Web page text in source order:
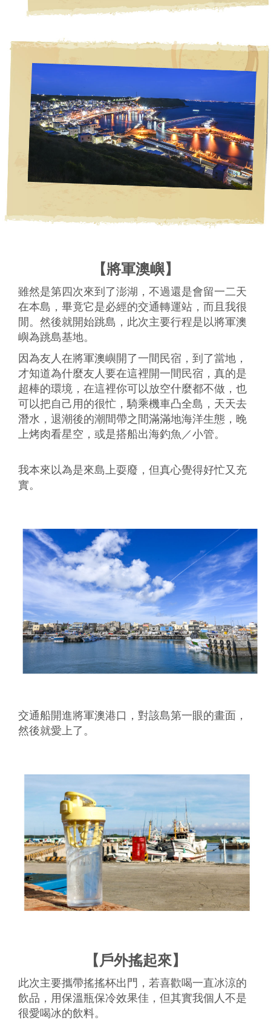
【將軍澳嶼】
雖然是第四次來到了澎湖，不過還是會留一二天
在本島，畢竟它是必經的交通轉運站，而且我很
閒。然後就開始跳島，此次主要行程是以將軍澳
嶼為跳島基地。
因為友人在將軍澳嶼開了一間民宿，到了當地，
才知道為什麼友人要在這裡開一間民宿，真的是
超棒的環境，在這裡你可以放空什麼都不做，也
可以把自己用的很忙，騎乘機車凸全島，天天去
潛水，退潮後的潮間帶之間滿滿地海洋生態，晚
上烤肉看星空，或是搭船出海釣魚／小管。
我本來以為是來島上耍廢，但真心覺得好忙又充
實。
交通船開進將軍澳港口，對該島第一眼的畫面，
然後就愛上了。
【戶外搖起來】
此次主要攜帶搖搖杯出門，若喜歡喝一直冰涼的
飲品，用保溫瓶保冷效果佳，但其實我個人不是
很愛喝冰的飲料。